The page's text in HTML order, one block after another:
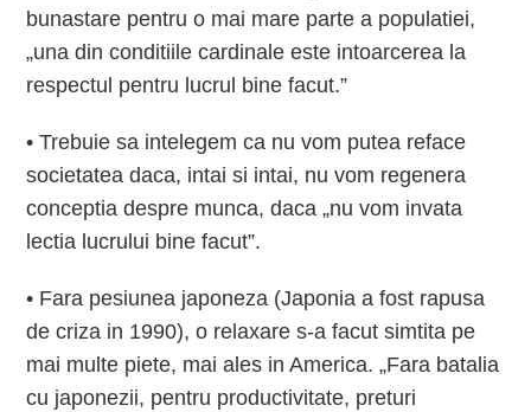
bunastare pentru o mai mare parte a populatiei,
„una din conditiile cardinale este intoarcerea la
respectul pentru lucrul bine facut.”
• Trebuie sa intelegem ca nu vom putea reface
societatea daca, intai si intai, nu vom regenera
conceptia despre munca, daca „nu vom invata
lectia lucrului bine facut”.
• Fara pesiunea japoneza (Japonia a fost rapusa
de criza in 1990), o relaxare s-a facut simtita pe
mai multe piete, mai ales in America. „Fara batalia
cu japonezii, pentru productivitate, preturi